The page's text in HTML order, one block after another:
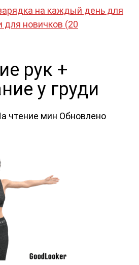
на каждый день для
новичков (20
рук +
у груди
чтение мин Обновлено